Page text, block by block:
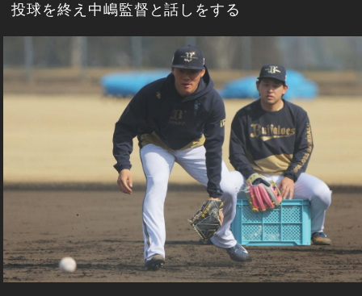
投球を終え中嶋監督と話しをする